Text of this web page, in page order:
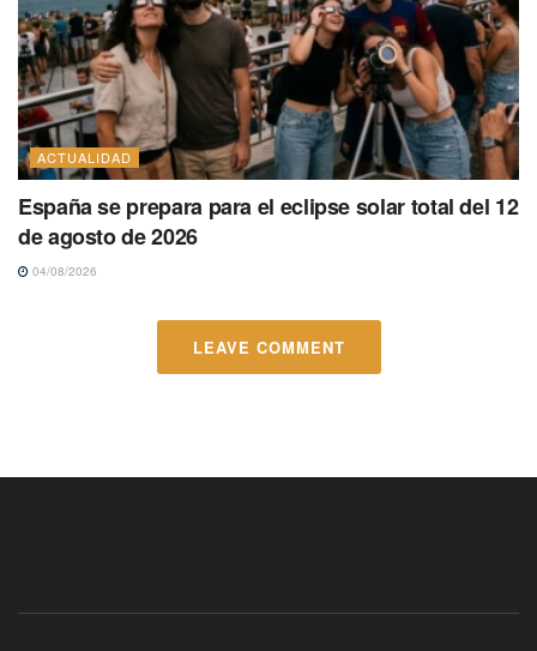
ACTUALIDAD
España se prepara para el eclipse solar total del 12
de agosto de 2026
04/08/2026
LEAVE COMMENT